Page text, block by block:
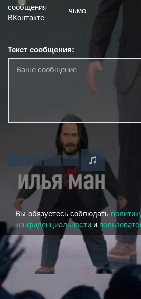
чьмо
Текст сообщения:
Вы обязуетесь соблюдать
конфиденциальности и